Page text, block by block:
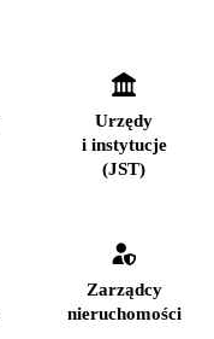
Urzędy
i instytucje
(JST)
Zarządcy
nieruchomości